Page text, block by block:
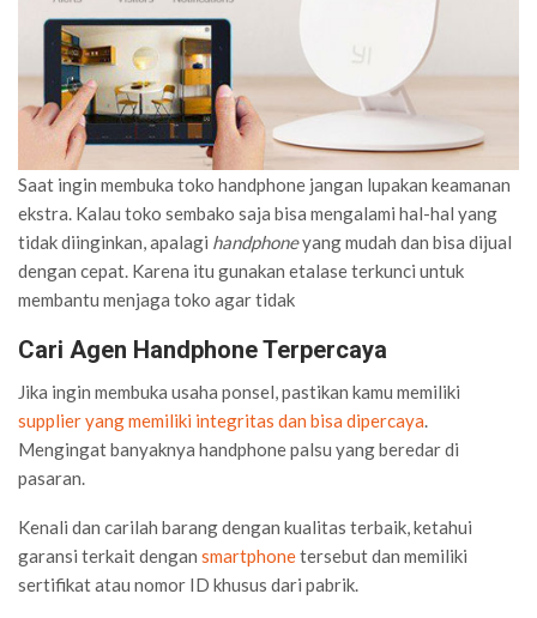
Saat ingin membuka toko handphone jangan lupakan keamanan
ekstra. Kalau toko sembako saja bisa mengalami hal-hal yang
tidak diinginkan, apalagi handphoneyang mudah dan bisa dijual
dengan cepat. Karena itu gunakan etalase terkunci untuk
membantu menjaga toko agar tidak
Cari Agen Handphone Terpercaya
Jika ingin membuka usaha ponsel, pastikan kamu memiliki
supplier yang memiliki integritas dan bisa dipercaya.
Mengingat banyaknya handphone palsu yang beredar di
pasaran.
Kenali dan carilah barang dengan kualitas terbaik, ketahui
garansi terkait dengan smartphonetersebut dan memiliki
sertifikat atau nomor ID khusus dari pabrik.